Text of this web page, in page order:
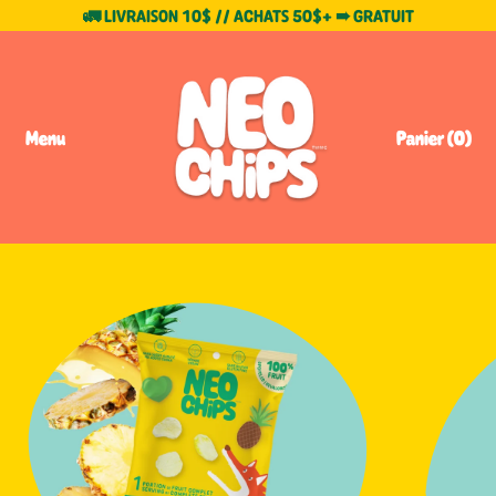
🚛 LIVRAISON 10$ // ACHATS 50$+ ➠ GRATUIT
Menu Panier (0)
Articles